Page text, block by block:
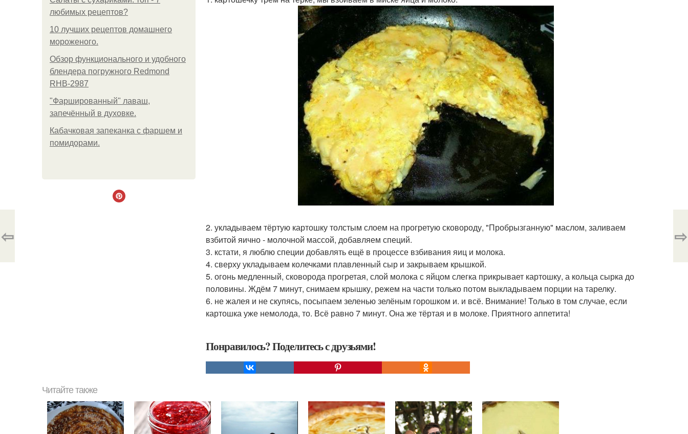
любимых рецептов?
10 лучших рецептов домашнего
мороженого.
Обзор функционального и удобного
блендера погружного Redmond
RHB-2987
"Фаршированный" лаваш,
запечённый в духовке.
Кабачковая запеканка с фаршем и
помидорами.
2. укладываем тёртую картошку толстым слоем на прогретую сковороду, "Пробрызганную" маслом, заливаем
взбитой яично - молочной массой, добавляем специй.
3. кстати, я люблю специи добавлять ещё в процессе взбивания яиц и молока.
4. сверху укладываем колечками плавленный сыр и закрываем крышкой.
5. огонь медленный, сковорода прогретая, слой молока с яйцом слегка прикрывает картошку, а кольца сырка до
половины. Ждём 7 минут, снимаем крышку, режем на части только потом выкладываем порции на тарелку.
6. не жалея и не скупясь, посыпаем зеленью зелёным горошком и. и всё. Внимание! Только в том случае, если
картошка уже немолода, то. Всё равно 7 минут. Она же тёртая и в молоке. Приятного аппетита!
Понравилось? Поделитесь с друзьями!
⇦ ⇨
Читайте также